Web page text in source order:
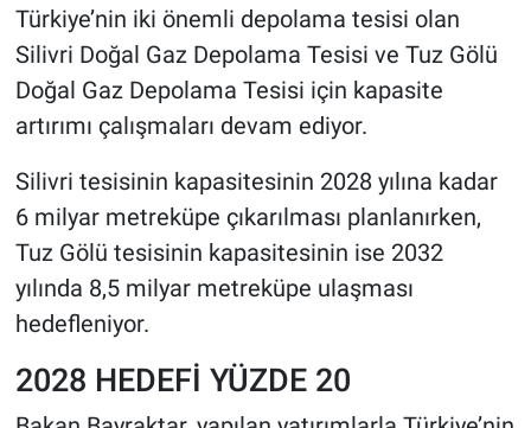
Türkiye’nin iki önemli depolama tesisi olan
Silivri Doğal Gaz Depolama Tesisi ve Tuz Gölü
Doğal Gaz Depolama Tesisi için kapasite
artırımı çalışmaları devam ediyor.
Silivri tesisinin kapasitesinin 2028 yılına kadar
6 milyar metreküpe çıkarılması planlanırken,
Tuz Gölü tesisinin kapasitesinin ise 2032
yılında 8,5 milyar metreküpe ulaşması
hedefleniyor.
2028 HEDEFİ YÜZDE 20